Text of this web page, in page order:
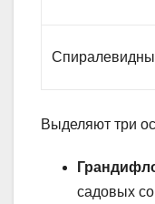
Выделяют три
садовых